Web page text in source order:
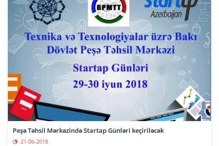
Peşə Təhsil Mərkəzində Startap Günləri keçiriləcək
21-06-2018